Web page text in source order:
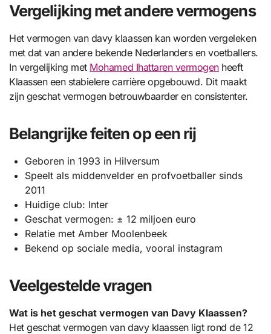
Vergelijking met andere vermogens
Het vermogen van davy klaassen kan worden vergeleken
met dat van andere bekende Nederlanders en voetballers.
In vergelijking met Mohamed Ihattaren vermogenheeft
Klaassen een stabielere carrière opgebouwd. Dit maakt
zijn geschat vermogen betrouwbaarder en consistenter.
Belangrijke feiten op een rij
Geboren in 1993 in Hilversum
Speelt als middenvelder en profvoetballer sinds
2011
Huidige club: Inter
Geschat vermogen: ± 12 miljoen euro
Relatie met Amber Moolenbeek
Bekend op sociale media, vooral instagram
Veelgestelde vragen
Wat is het geschat vermogen van Davy Klaassen?
Het geschat vermogen van davy klaassen ligt rond de 12